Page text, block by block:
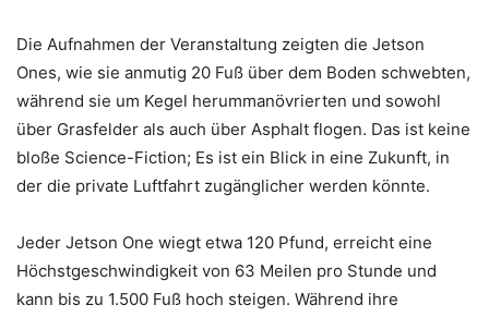
Die Aufnahmen der Veranstaltung zeigten die Jetson
Ones, wie sie anmutig 20 Fuß über dem Boden schwebten,
während sie um Kegel herummanövrierten und sowohl
über Grasfelder als auch über Asphalt flogen. Das ist keine
bloße Science-Fiction; Es ist ein Blick in eine Zukunft, in
der die private Luftfahrt zugänglicher werden könnte.
Jeder Jetson One wiegt etwa 120 Pfund, erreicht eine
Höchstgeschwindigkeit von 63 Meilen pro Stunde und
kann bis zu 1.500 Fuß hoch steigen. Während ihre